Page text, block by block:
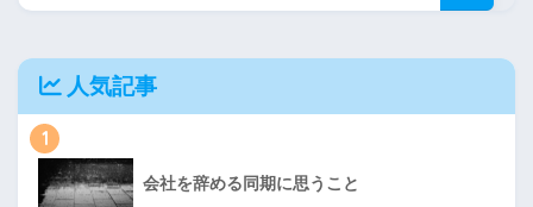
人気記事
1
会社を辞める同期に思うこと